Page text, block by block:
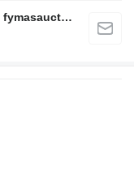
Fymas Auctions ApS – visit the auction fymasauctions.dk